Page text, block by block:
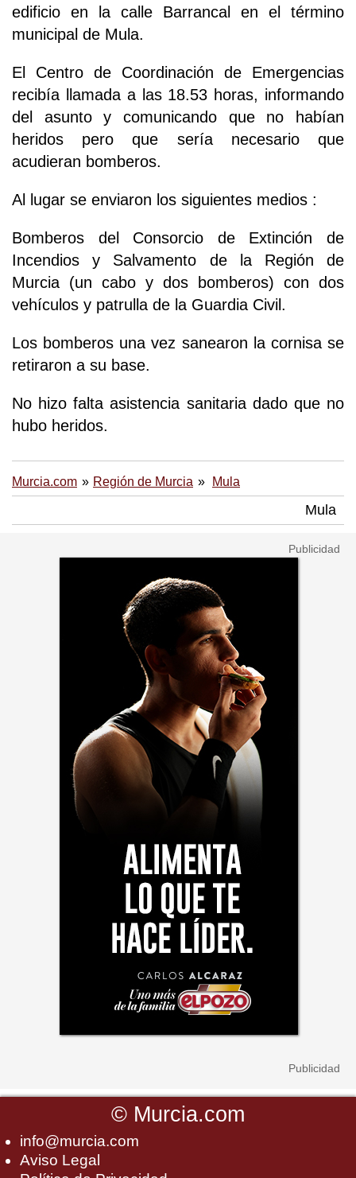
edificio en la calle Barrancal en el término
municipal de Mula.
El Centro de Coordinación de Emergencias
recibía llamada a las 18.53 horas, informando
del asunto y comunicando que no habían
heridos pero que sería necesario que
acudieran bomberos.
Al lugar se enviaron los siguientes medios :
Bomberos del Consorcio de Extinción de
Incendios y Salvamento de la Región de
Murcia (un cabo y dos bomberos) con dos
vehículos y patrulla de la Guardia Civil.
Los bomberos una vez sanearon la cornisa se
retiraron a su base.
No hizo falta asistencia sanitaria dado que no
hubo heridos.
Murcia.com Región de Murcia Mula
Mula
© Murcia.com
info@murcia.com
Aviso Legal